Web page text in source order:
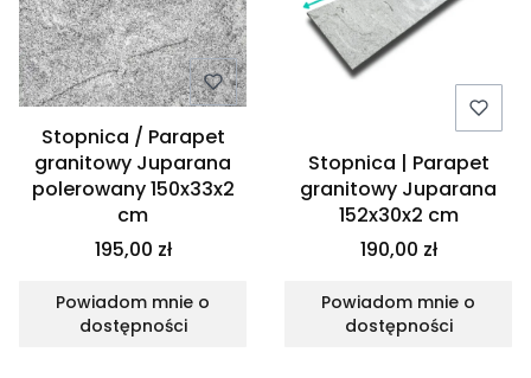
Stopnica / Parapet
granitowy Juparana
polerowany 150x33x2
cm
195,00 zł
Powiadom mnie o
dostępności
Stopnica | Parapet
granitowy Juparana
152x30x2 cm
190,00 zł
Powiadom mnie o
dostępności